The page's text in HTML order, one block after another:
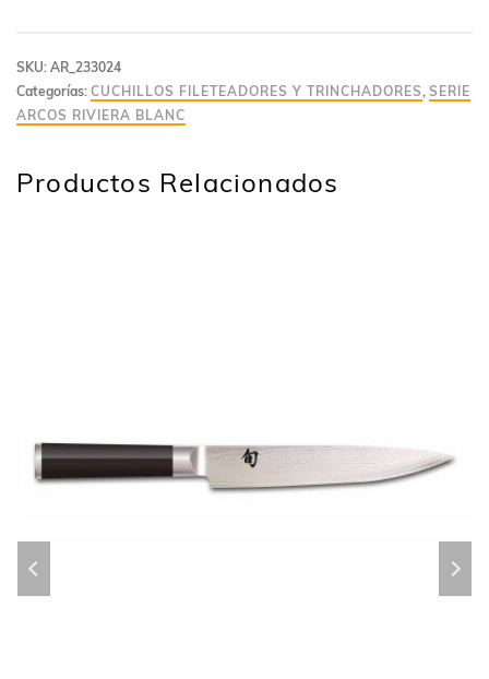
SKU: AR_233024
Categorías: CUCHILLOS FILETEADORES Y TRINCHADORES, SERIE
ARCOS RIVIERA BLANC
Productos Relacionados